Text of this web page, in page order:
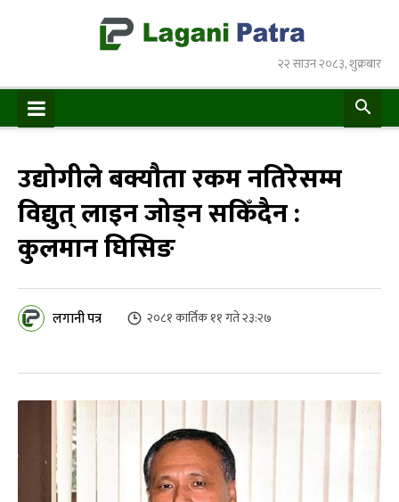
२२ साउन २०८३, शुक्रबार
उद्योगीले बक्यौता रकम नतिरेसम्म
विद्युत् लाइन जोड्न सकिँदैन :
कुलमान घिसिङ
लगानी पत्र २०८१ कार्तिक ११ गते २३:२७